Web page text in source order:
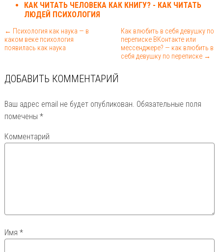
КАК ЧИТАТЬ ЧЕЛОВЕКА КАК КНИГУ? - КАК ЧИТАТЬ
ЛЮДЕЙ ПСИХОЛОГИЯ
← Психология как наука — в
каком веке психология
появилась как наука
Как влюбить в себя девушку по
переписке ВКонтакте или
мессенджере? — как влюбить в
себя девушку по переписке →
ДОБАВИТЬ КОММЕНТАРИЙ
Ваш адрес email не будет опубликован. Обязательные поля
помечены *
Комментарий
Имя *